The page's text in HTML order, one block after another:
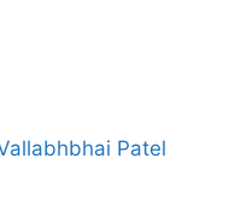
Patel